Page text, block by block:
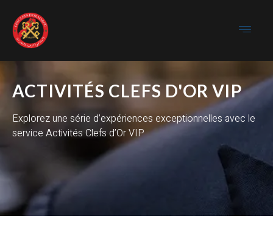
ACTIVITÉS CLEFS D'OR VIP
Explorez une série d’expériences exceptionnelles avec le
service Activités Clefs d’Or VIP